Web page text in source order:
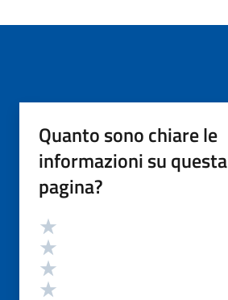
Quanto sono chiare le
informazioni su questa
pagina?
Valutazione